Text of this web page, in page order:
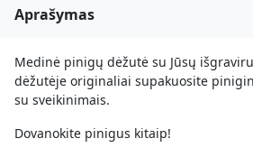
Aprašymas
Medinė pinigų dėžutė su Jūsų
dėžutėje originaliai supakuosite
su sveikinimais.
Dovanokite pinigus kitaip!